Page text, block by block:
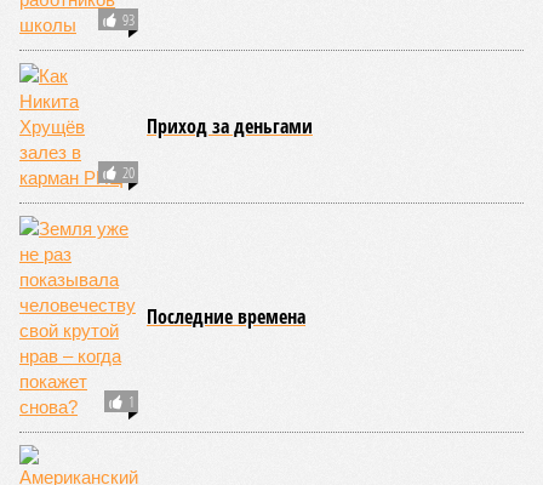
Новости smi2.ru
10:12
В МИД рассказали о потенциале Владикавказа как
международного хаба
09:49
Пентагон до конца года испытает космические
перехватчики для «Золотого купола» Трампа
09:44
OpenAI заморозила разработку Astra после
кибератаки на Hugging Face
09:44
трофейные дроны Vampire
09:20
В США пенсионерка въехала на автомобиле в
здание детского сада
НОВОСТИ ПАРТНЕРОВ